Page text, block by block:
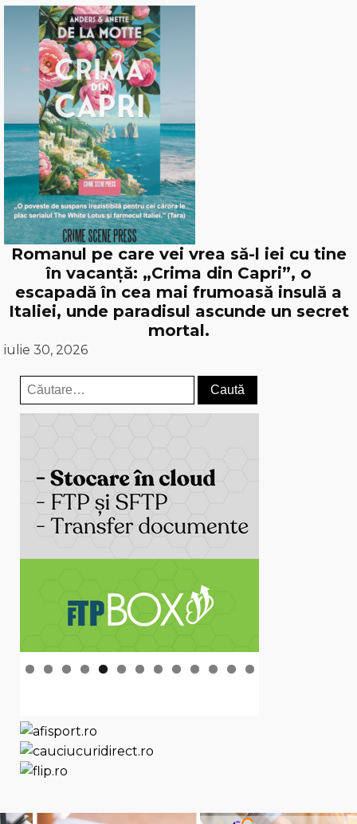
Romanul pe care vei vrea să-l iei cu tine
în vacanță: „Crima din Capri”, o
escapadă în cea mai frumoasă insulă a
Italiei, unde paradisul ascunde un secret
mortal.
iulie 30, 2026
Caută
după: